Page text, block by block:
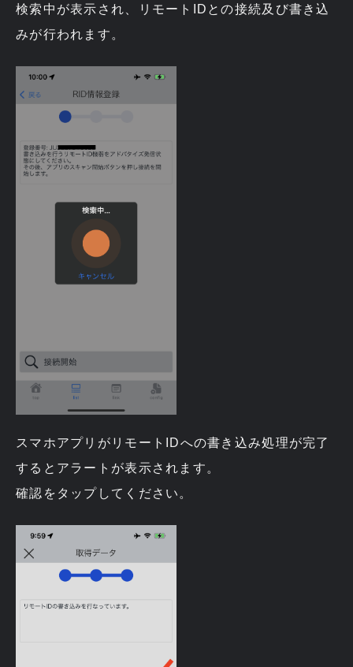
検索中が表示され、リモートIDとの接続及び書き込
みが行われます。
スマホアプリがリモートIDへの書き込み処理が完了
するとアラートが表示されます。
確認をタップしてください。